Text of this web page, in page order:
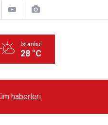
İstanbul
28 °C
Rüzgârı Esecek
haberleri